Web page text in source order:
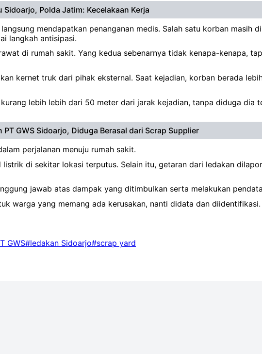
Sidoarjo, Polda Jatim: Kecelakaan Kerja
mendapatkan penanganan medis. Salah satu korban masih
langkah antisipasi.
di rumah sakit. Yang kedua sebenarnya tidak kenapa-kenapa,
kernet truk dari pihak eksternal. Saat kejadian, korban berada
lebih lebih dari 50 meter dari jarak kejadian, tanpa diduga
GWS Sidoarjo, Diduga Berasal dari Scrap Supplier
perjalanan menuju rumah sakit.
di sekitar lokasi terputus. Selain itu, getaran dari ledakan
jawab atas dampak yang ditimbulkan serta melakukan
warga yang memang ada kerusakan, nanti didata dan
GWS#ledakan Sidoarjo#scrap yard